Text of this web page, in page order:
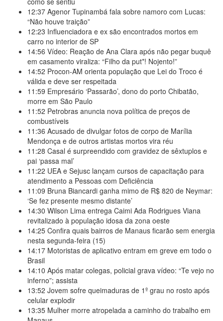
12:37 Agenor Tupinambá fala sobre namoro com Lucas:
“Não houve traição”
12:23 Influenciadora e ex são encontrados mortos em
carro no interior de SP
14:56 Vídeo: Reação de Ana Clara após não pegar buquê
em casamento viraliza: “Filho da put*! Nojento!”
14:52 Procon-AM orienta população que Lei do Troco é
válida e deve ser respeitada
11:59 Empresário ‘Passarão’, dono do porto Chibatão,
morre em São Paulo
11:52 Petrobras anuncia nova política de preços de
combustíveis
11:36 Acusado de divulgar fotos de corpo de Marília
Mendonça e de outros artistas mortos vira réu
11:28 Casal é surpreendido com gravidez de sêxtuplos e
pai ‘passa mal’
11:22 UEA e Sejusc lançam cursos de capacitação para
atendimento a Pessoas com Deficiência
11:09 Bruna Biancardi ganha mimo de R$ 820 de Neymar:
‘Se fez presente mesmo distante’
14:30 Wilson Lima entrega Caimi Ada Rodrigues Viana
revitalizado à população idosa da zona oeste
14:25 Confira quais bairros de Manaus ficarão sem energia
nesta segunda-feira (15)
14:17 Motoristas de aplicativo entram em greve em todo o
Brasil
14:10 Após matar colegas, policial grava vídeo: “Te vejo no
inferno”; assista
13:52 Jovem sofre queimaduras de 1º grau no rosto após
celular explodir
13:35 Mulher morre atropelada a caminho do trabalho em